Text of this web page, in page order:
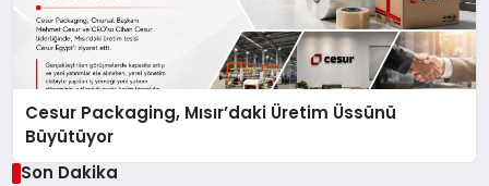
Cesur Packaging, Mısır’daki Üretim Üssünü
Büyütüyor
Son Dakika